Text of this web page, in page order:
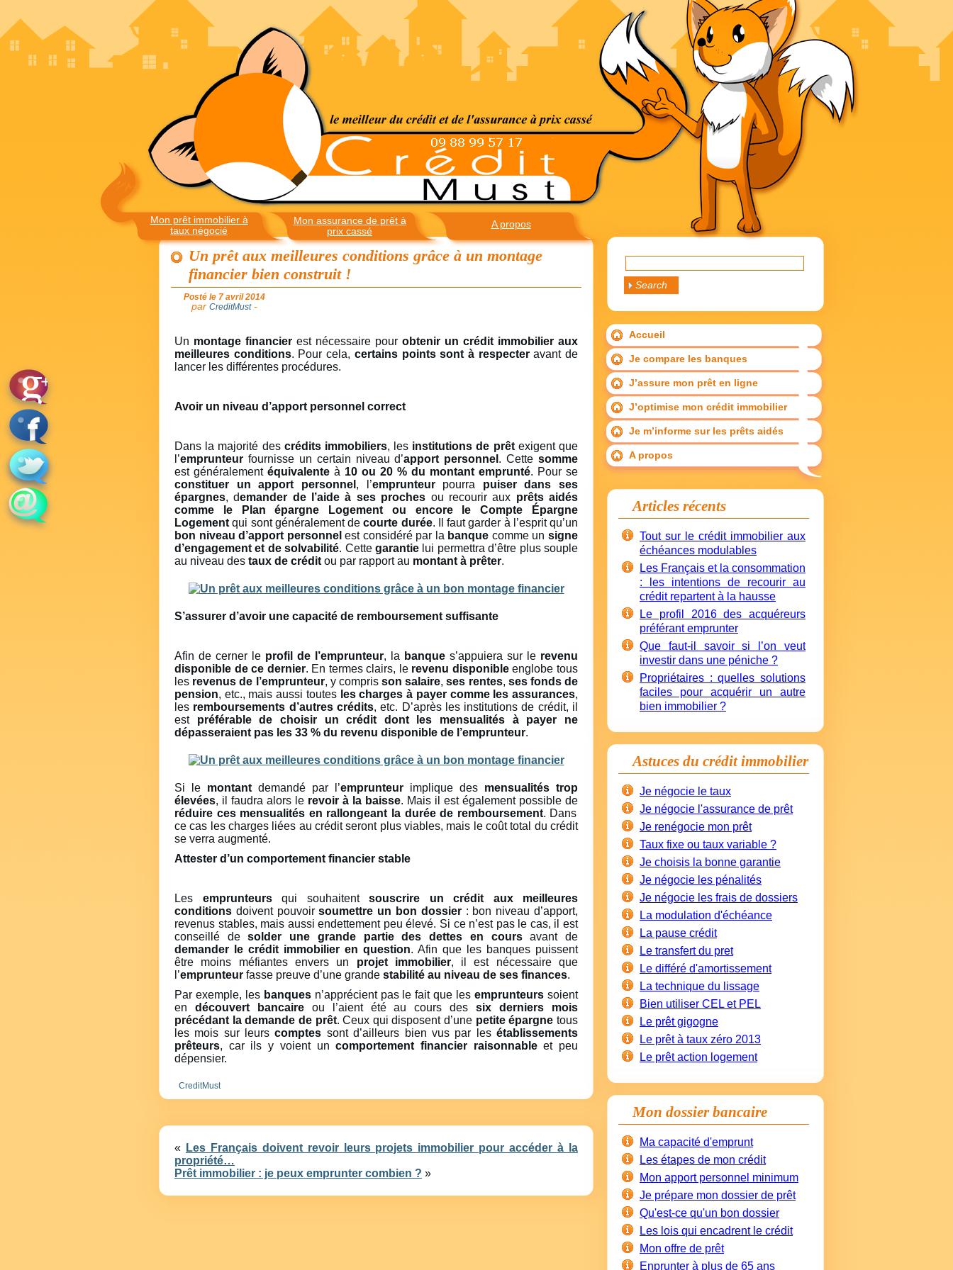
Mon prêt immobilier à
taux négocié
Mon assurance de prêt à
prix cassé
A propos
Un prêt aux meilleures conditions grâce à un montage
financier bien construit !
Posté le 7 avril 2014
par CreditMust-
Un montage financier est nécessaire pour obtenir un crédit immobilier aux
meilleures conditions. Pour cela, certains points sont à respecteravant de
lancer les différentes procédures.
Avoir un niveau d’apport personnel correct
Dans la majorité des crédits immobiliers, les institutions de prêtexigent que
l’emprunteur fournisse un certain niveau d’apport personnel . Cette somme
est généralement équivalente à 10 ou 20 % du montant emprunté. Pour se
constituer un apport personnel , l’emprunteurpourra puiser dans ses
épargnes, demander de l’aide à ses proches ou recourir aux prêts aidés
comme le Plan épargne Logement ou encore le Compte Épargne
Logement qui sont généralement de courte durée. Il faut garder à l’esprit qu’un
bon niveau d’apport personnel est considéré par la banque comme un signe
d’engagement et de solvabilité. Cettegarantie lui permettra d’être plus souple
au niveau des taux de crédit ou par rapport au montant à prêter.
S’assurer d’avoir une capacité de remboursement suffisante
Afin de cerner le profil de l’emprunteur, la banque s’appuiera sur le revenu
disponible de ce dernier. En termes clairs, le revenu disponibleenglobe tous
les revenus de l’emprunteur, y comprisson salaire,ses rentes, ses fonds de
pension, etc., mais aussi toutes les charges à payer comme les assurances,
les remboursements d’autres crédits, etc. D’après les institutions de crédit, il
est préférable de choisir un crédit dont les mensualités à payer ne
dépasseraient pas les 33 % du revenu disponible de l’emprunteur.
Si le montant demandé par l’emprunteur implique des mensualités trop
élevées, il faudra alors le revoir à la baisse. Mais il est également possible de
réduire ces mensualités en rallongeant la durée de remboursement. Dans
ce cas les charges liées au crédit seront plus viables, mais le coût total du crédit
se verra augmenté.
Attester d’un comportement financier stable
Les emprunteursqui souhaitentsouscrire un crédit aux meilleures
conditions doivent pouvoirsoumettre un bon dossier: bon niveau d’apport,
revenus stables, mais aussi endettement peu élevé. Si ce n’est pas le cas, il est
conseillé desolder une grande partie des dettes en coursavant de
demander le crédit immobilier en question. Afin que les banques puissent
être moins méfiantes envers un projet immobilier, il est nécessaire que
l’emprunteur fasse preuve d’une grande stabilité au niveau de ses finances.
Par exemple, les banquesn’apprécient pas le fait que lesemprunteurs soient
en découvert bancaireou l’aient été au cours dessix derniers mois
précédant la demande de prêt. Ceux qui disposent d’une petite épargne tous
les mois sur leurscomptes sont d’ailleurs bien vus par lesétablissements
prêteurs, car ils y voient uncomportement financier raisonnableet peu
dépensier.
CreditMust
« Les Français doivent revoir leurs projets immobilier pour accéder à la
propriété…
Prêt immobilier : je peux emprunter combien ? »
Accueil
Je compare les banques
J’assure mon prêt en ligne
J’optimise mon crédit immobilier
Je m’informe sur les prêts aidés
A propos
Articles récents
Tout sur le crédit immobilier aux
échéances modulables
Les Français et la consommation
: les intentions de recourir au
crédit repartent à la hausse
Le profil 2016 des acquéreurs
préférant emprunter
Que faut-il savoir si l’on veut
investir dans une péniche ?
Propriétaires : quelles solutions
faciles pour acquérir un autre
bien immobilier ?
Astuces du crédit immobilier
Je négocie le taux
Je négocie l'assurance de prêt
Je renégocie mon prêt
Taux fixe ou taux variable ?
Je choisis la bonne garantie
Je négocie les pénalités
Je négocie les frais de dossiers
La modulation d'échéance
La pause crédit
Le transfert du pret
Le différé d'amortissement
La technique du lissage
Bien utiliser CEL et PEL
Le prêt gigogne
Le prêt à taux zéro 2013
Le prêt action logement
Mon dossier bancaire
Ma capacité d'emprunt
Les étapes de mon crédit
Mon apport personnel minimum
Je prépare mon dossier de prêt
Qu'est-ce qu'un bon dossier
Les lois qui encadrent le crédit
Mon offre de prêt
Enprunter à plus de 65 ans